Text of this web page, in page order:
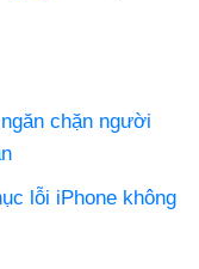
chặn người
lỗi iPhone không